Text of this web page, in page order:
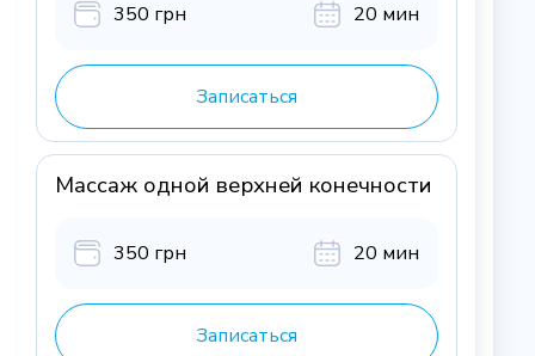
350 грн 20 мин
Записаться
Массаж одной верхней конечности
350 грн 20 мин
Записаться